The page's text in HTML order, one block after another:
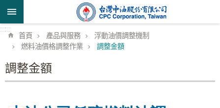
跳到主要內容區塊
::::::
首頁 產品與服務
浮動油價調整機制
燃料油價格調整作業
調整金額
調整金額